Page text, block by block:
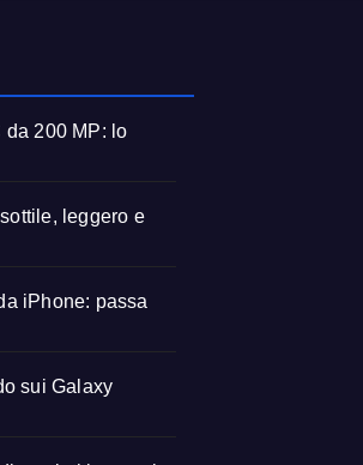
da 200 MP: lo
leggero e
iPhone: passa
sui Galaxy